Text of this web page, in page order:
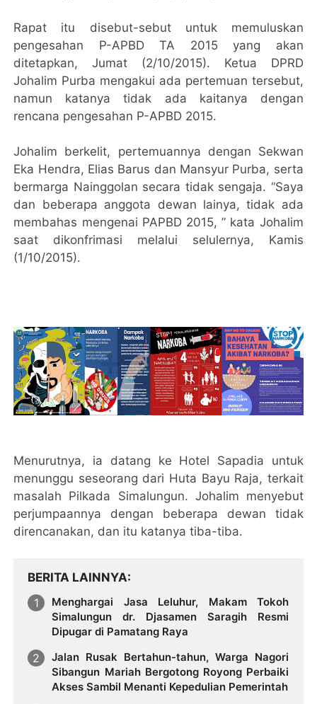
Rapat itu disebut-sebut untuk memuluskan
pengesahan P-APBD TA 2015 yang akan
ditetapkan, Jumat (2/10/2015). Ketua DPRD
Johalim Purba mengakui ada pertemuan tersebut,
namun katanya tidak ada kaitanya dengan
rencana pengesahan P-APBD 2015.
Johalim berkelit, pertemuannya dengan Sekwan
Eka Hendra, Elias Barus dan Mansyur Purba, serta
bermarga Nainggolan secara tidak sengaja. “Saya
dan beberapa anggota dewan lainya, tidak ada
membahas mengenai PAPBD 2015, ” kata Johalim
saat dikonfrimasi melalui selulernya, Kamis
(1/10/2015).
Menurutnya, ia datang ke Hotel Sapadia untuk
menunggu seseorang dari Huta Bayu Raja, terkait
masalah Pilkada Simalungun. Johalim menyebut
perjumpaannya dengan beberapa dewan tidak
direncanakan, dan itu katanya tiba-tiba.
BERITA LAINNYA
Menghargai Jasa Leluhur, Makam Tokoh
Simalungun dr. Djasamen Saragih Resmi
Dipugar di Pamatang Raya
Jalan Rusak Bertahun-tahun, Warga Nagori
Sibangun Mariah Bergotong Royong Perbaiki
Akses Sambil Menanti Kepedulian Pemerintah